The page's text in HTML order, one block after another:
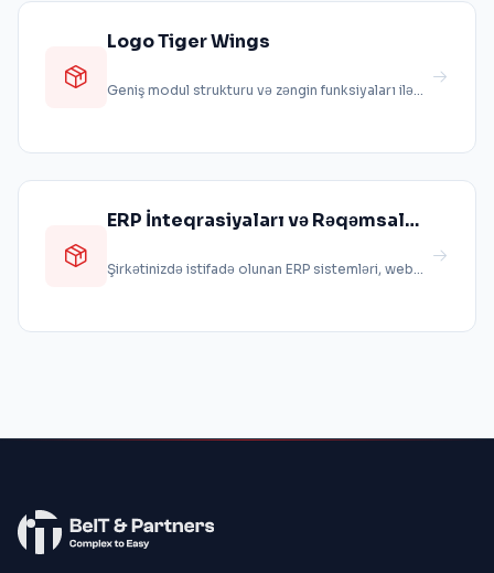
Logo Tiger Wings
Geniş modul strukturu və zəngin funksiyaları ilə
ERP İnteqrasiyaları və Rəqəmsal
Şirkətinizdə istifadə olunan ERP sistemləri, web